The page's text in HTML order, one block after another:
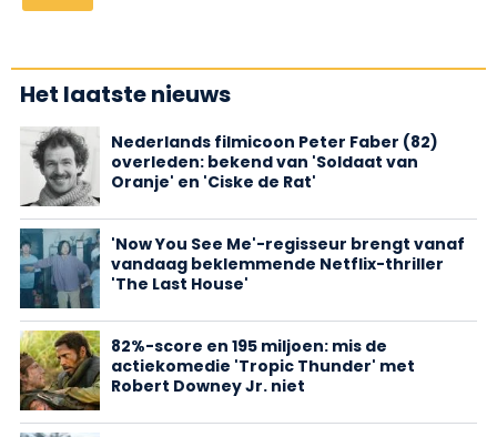
Het laatste nieuws
Nederlands filmicoon Peter Faber (82)
overleden: bekend van 'Soldaat van
Oranje' en 'Ciske de Rat'
'Now You See Me'-regisseur brengt vanaf
vandaag beklemmende Netflix-thriller
'The Last House'
82%-score en 195 miljoen: mis de
actiekomedie 'Tropic Thunder' met
Robert Downey Jr. niet